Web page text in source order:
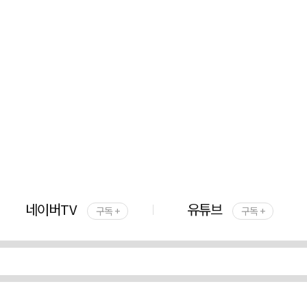
네이버TV 구독 + 유튜브 구독 +